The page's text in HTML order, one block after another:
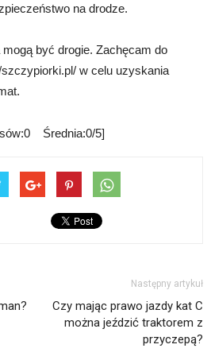
na drodze.
być drogie. Zachęcam do
w celu uzyskania
Średnia:0/5]
Następny artykuł
Czy mając prawo jazdy kat C
można jeździć traktorem z
przyczepą?